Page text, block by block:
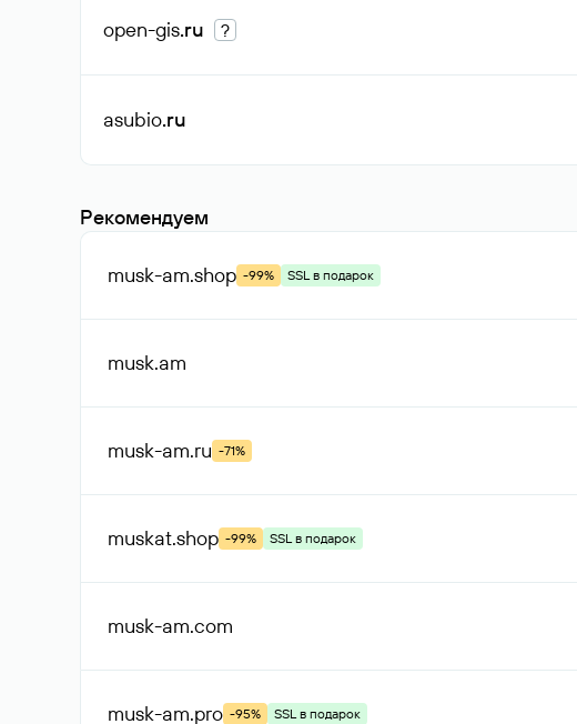
open-gis.ru ?
asubio.ru
Рекомендуем
musk-am.shop -99% SSL в подарок
musk.am
musk-am.ru -71%
muskat.shop -99% SSL в подарок
musk-am.com
musk-am.pro -95% SSL в подарок